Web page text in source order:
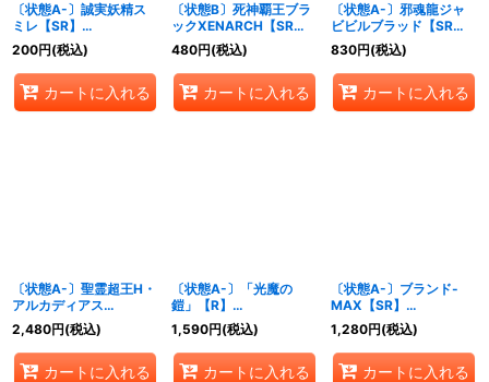
〔状態A-〕誠実妖精ス
ミレ【SR】
{24RP2S8/S10}《自
然》
200円(税込)
カートに入れる
〔状態B〕死神覇王ブラ
ックXENARCH【SR】
{24RP2S5/S10}《闇》
480円(税込)
カートに入れる
〔状態A-〕邪魂龍ジャ
ビビルブラッド【SR】
{24RP2秘4/秘21}
《闇》
830円(税込)
カートに入れる
〔状態A-〕聖霊超王H・
アルカディアス
【DMR】
{24RP2DM1/DM1}
《多》
2,480円(税込)
カートに入れる
〔状態A-〕「光魔の
鎧」【R】
{24RP2SP4/SP5}
《多》
1,590円(税込)
カートに入れる
〔状態A-〕ブランド-
MAX【SR】
{24RP2SP3/SP5}
《火》
1,280円(税込)
カートに入れる